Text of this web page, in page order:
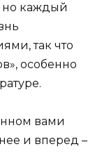
но каждый
так что
особенно
вами
и вперед –